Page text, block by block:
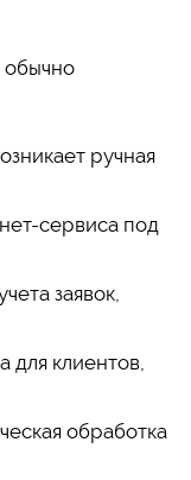
обычно
ручная
сервиса под
заявок,
для клиентов,
обработка